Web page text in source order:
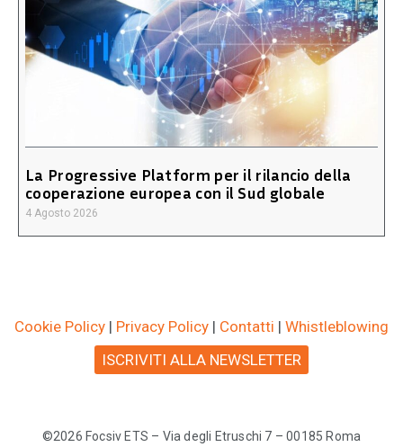
La Progressive Platform per il rilancio della
cooperazione europea con il Sud globale
4 Agosto 2026
Cookie Policy | Privacy Policy | Contatti | Whistleblowing
ISCRIVITI ALLA NEWSLETTER
©2026 Focsiv ETS – Via degli Etruschi 7 – 00185 Roma